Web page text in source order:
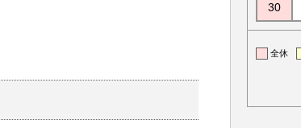
30
全休